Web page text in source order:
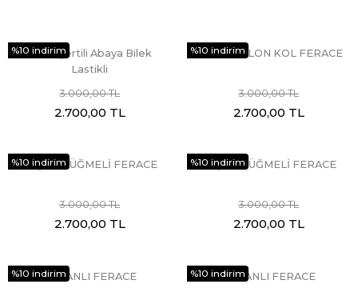
%10 indirim
Neon Şertili Abaya Bilek
Lastikli
3.000,00 TL
2.700,00 TL
%10 indirim
BİYELİ BALON KOL FERACE
3.000,00 TL
2.700,00 TL
%10 indirim
AHŞAP DÜĞMELİ FERACE
3.000,00 TL
2.700,00 TL
%10 indirim
AHŞAP DÜĞMELİ FERACE
3.000,00 TL
2.700,00 TL
%10 indirimVOLANLI FERACE %10 indirimVOLANLI FERACE